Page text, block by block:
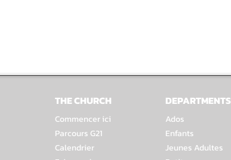
THE CHURCH
Commencer ici
Parcours G21
Calendrier
DEPARTMENTS
Ados
Enfants
Jeunes Adultes